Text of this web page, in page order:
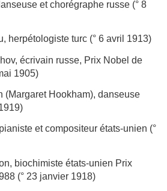
et chorégraphe russe (° 8
herpétologiste turc (° 6 avril 1913)
écrivain russe, Prix Nobel de
1905)
(Margaret Hookham), danseuse
et compositeur états-unien (°
biochimiste états-unien Prix
(° 23 janvier 1918)